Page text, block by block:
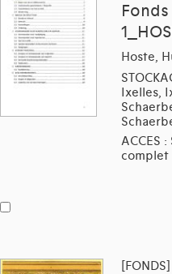
Hoste,
Ixelles,
ACCES
complet
[FONDS]